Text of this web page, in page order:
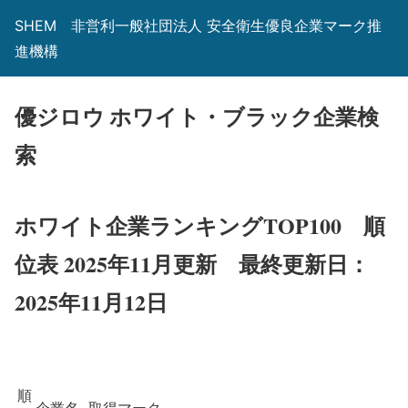
SHEM 非営利一般社団法人 安全衛生優良企業マーク推
進機構
優ジロウ ホワイト・ブラック企業検
索
ホワイト企業ランキングTOP100 順
位表 2025年11月更新 最終更新日：
2025年11月12日
順